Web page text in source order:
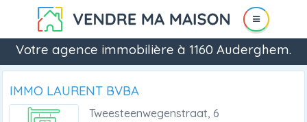
Votre agence immobilière à 1160 Auderghem.
IMMO LAURENT BVBA
Tweesteenwegenstraat, 6